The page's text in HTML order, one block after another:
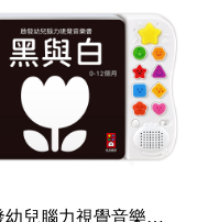
啟發幼兒腦力視覺音樂書-黑與白*新版